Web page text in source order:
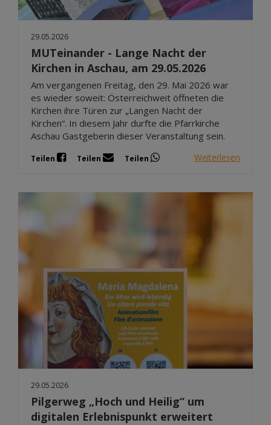
29.05.2026
MUTeinander - Lange Nacht der
Kirchen in Aschau, am 29.05.2026
Am vergangenen Freitag, den 29. Mai 2026 war
es wieder soweit: Österreichweit öffneten die
Kirchen ihre Türen zur „Langen Nacht der
Kirchen“. In diesem Jahr durfte die Pfarrkirche
Aschau Gastgeberin dieser Veranstaltung sein.
Teilen Teilen Teilen Weiterlesen
29.05.2026
Pilgerweg „Hoch und Heilig“ um
digitalen Erlebnispunkt erweitert